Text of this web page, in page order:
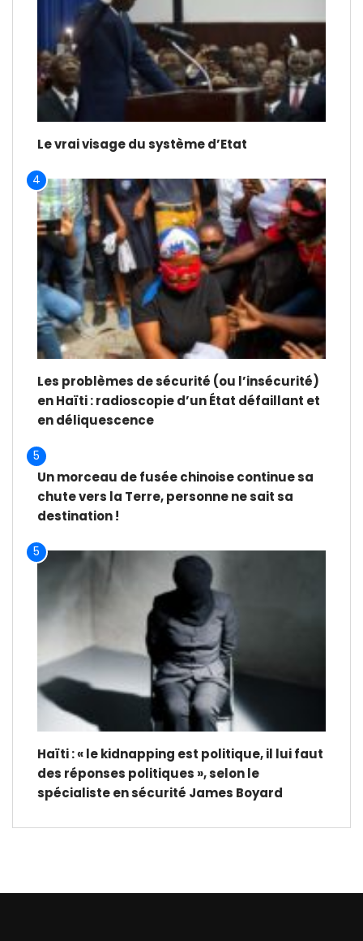
Le vrai visage du système d’Etat
4
Les problèmes de sécurité (ou l’insécurité)
en Haïti : radioscopie d’un État défaillant et
en déliquescence
5
Un morceau de fusée chinoise continue sa
chute vers la Terre, personne ne sait sa
destination !
5
Haïti : « le kidnapping est politique, il lui faut
des réponses politiques », selon le
spécialiste en sécurité James Boyard